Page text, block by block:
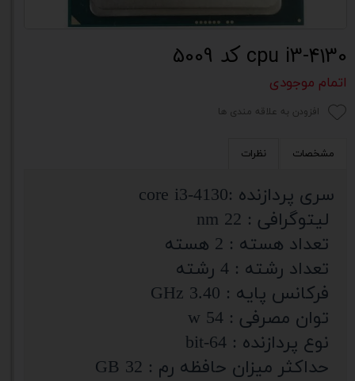
cpu i3-4130 کد 5009
اتمام موجودی
افزودن به علاقه مندی ها
مشخصات نظرات
سری پردازنده :core i3-4130
لیتوگرافی : 22 nm
تعداد هسته : 2 هسته
تعداد رشته : 4 رشته
فرکانس پایه : 3.40 GHz
توان مصرفی : 54 w
نوع پردازنده : 64-bit
حداکثر میزان حافظه رم : 32 GB